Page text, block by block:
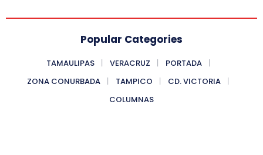
Popular Categories
TAMAULIPAS VERACRUZ
PORTADA
ZONA CONURBADA
TAMPICO
CD. VICTORIA
COLUMNAS